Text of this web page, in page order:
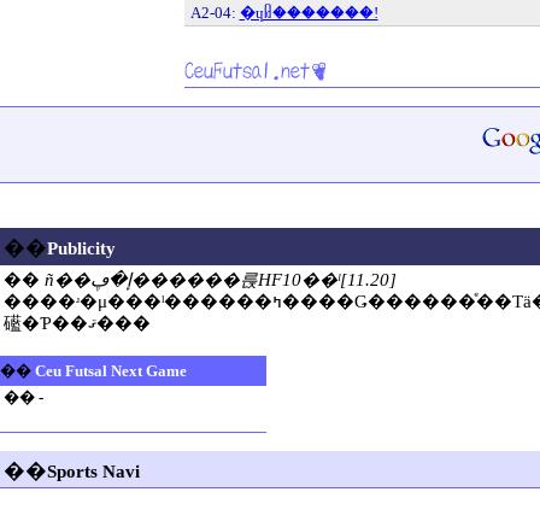
A2-04: �ɥᥤ�����̵��!
��Publicity
��
ñ��إ�ڥ������륹HF10��ˡ[11.20]
����ʴ�μ���ˡ������ߤ����Ǥ������ͤ��Τä�ĺ�������������ޤ��׾�����ʳ��Ǥ��Τǡ�������Ѳ�����
礷�Ƥ��ޤ���
�� Ceu Futsal Next Game
�� -
��Sports Navi